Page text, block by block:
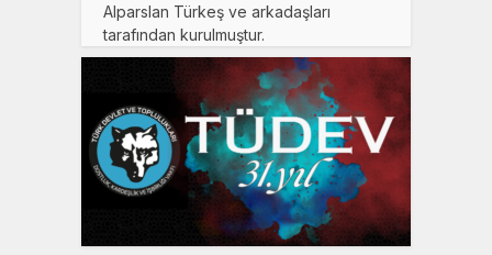
Alparslan Türkeş ve arkadaşları
tarafından kurulmuştur.